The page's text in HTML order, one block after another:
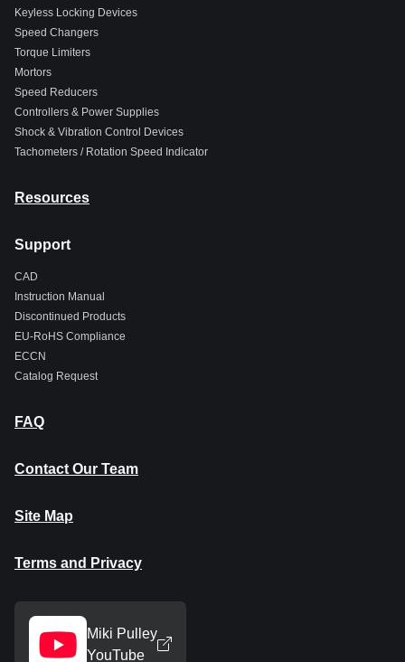
Keyless Locking Devices
Speed Changers
Torque Limiters
Mortors
Speed Reducers
Controllers & Power Supplies
Shock & Vibration Control Devices
Tachometers / Rotation Speed Indicator
Resources
Support
CAD
Instruction Manual
Discontinued Products
EU-RoHS Compliance
ECCN
Catalog Request
FAQ
Contact Our Team
Site Map
Terms and Privacy
Miki Pulley
YouTube